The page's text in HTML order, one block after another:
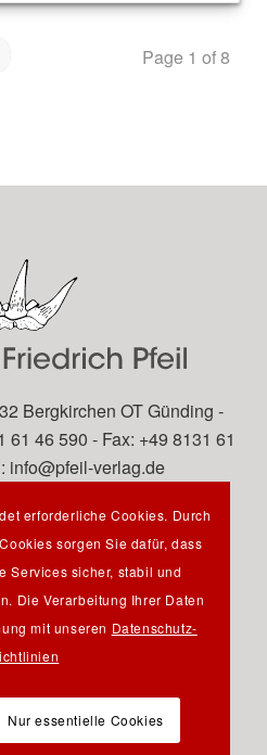
Page 1 of 8
Bergkirchen OT Günding -
61 46 590 - Fax: +49 8131 61
info@pfeil-verlag.de
erforderliche Cookies. Durch
sorgen Sie dafür, dass
Services sicher, stabil und
Die Verarbeitung Ihrer Daten
mit unseren Datenschutz-
Nur essentielle Cookies